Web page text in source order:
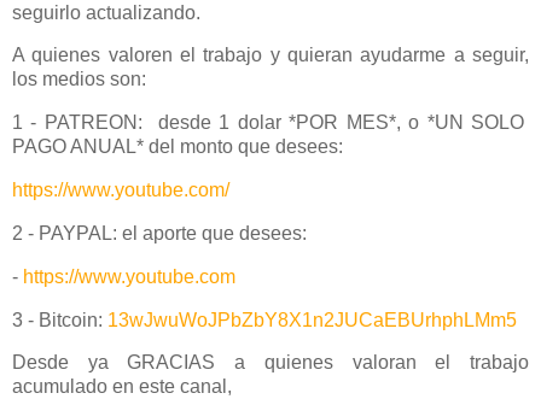
seguirlo actualizando.
A quienes valoren el trabajo y quieran ayudarme a seguir,
los medios son:
1 - PATREON: desde 1 dolar *POR MES*, o *UN SOLO
PAGO ANUAL* del monto que desees:
https://www.youtube.com/
2 - PAYPAL: el aporte que desees:
- https://www.youtube.com
3 - Bitcoin: 13wJwuWoJPbZbY8X1n2JUCaEBUrhphLMm5
Desde ya GRACIAS a quienes valoran el trabajo
acumulado en este canal,